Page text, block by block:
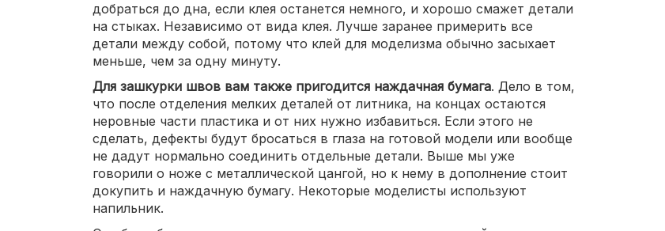
добраться до дна, если клея останется немного, и хорошо смажет детали
на стыках. Независимо от вида клея. Лучше заранее примерить все
детали между собой, потому что клей для моделизма обычно засыхает
меньше, чем за одну минуту.
Для зашкурки швов вам также пригодится наждачная бумага. Дело в том,
что после отделения мелких деталей от литника, на концах остаются
неровные части пластика и от них нужно избавиться. Если этого не
сделать, дефекты будут бросаться в глаза на готовой модели или вообще
не дадут нормально соединить отдельные детали. Выше мы уже
говорили о ноже с металлической цангой, но к нему в дополнение стоит
докупить и наждачную бумагу. Некоторые моделисты используют
напильник.